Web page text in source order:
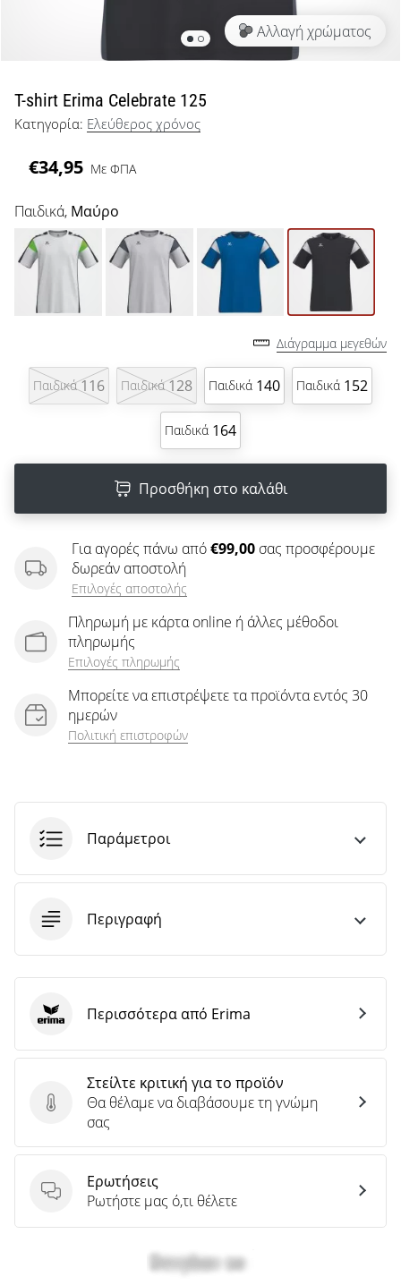
μπάσκετ
όπως
εμείς;
μαζί
ως
πρεσβευτής
της
μάρκας
μας.
Εμφάνιση
όλων των
άρθρων
Αλλαγή χρώματος
T-shirt Erima Celebrate 125
Κατηγορία: Ελεύθερος χρόνος
€34,95 Με ΦΠΑ
Παιδικά, Μαύρο
Διάγραμμα μεγεθών
Παιδικά 116 Παιδικά 128 Παιδικά 140 Παιδικά 152
Παιδικά 164
Προσθήκη στο καλάθι
Για αγορές πάνω από€99,00 σας προσφέρουμε
δωρεάν αποστολή
Επιλογές αποστολής
Πληρωμή με κάρτα online ή άλλες μέθοδοι
πληρωμής
Επιλογές πληρωμής
Μπορείτε να επιστρέψετε τα προϊόντα εντός 30
ημερών
Πολιτική επιστροφών
Παράμετροι
Περιγραφή
Στείλτε κριτική για το προϊόν
Στείλτε κριτική για το προϊόν
Θα θέλαμε να διαβάσουμε τη γνώμη
σας
Ερωτήσεις
Ερωτήσεις
Ρωτήστε μας ό,τι θέλετε
Erima Περισσότερα από Erima